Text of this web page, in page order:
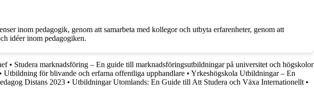
inom pedagogik, genom att samarbeta med kollegor och utbyta erfarenheter, genom att
idéer inom pedagogiken.
• Studera marknadsföring – En guide till marknadsföringsutbildningar på universitet och högskolor
• Utbildning för blivande och erfarna offentliga upphandlare • Yrkeshögskola Utbildningar – En
Distans 2023 • Utbildningar Utomlands: En Guide till Att Studera och Växa Internationellt •